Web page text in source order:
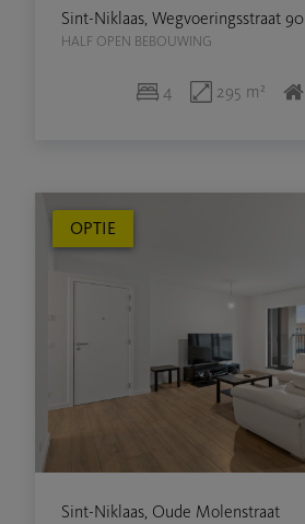
Sint-Niklaas, Wegvoeringsstraat 90
HALF OPEN BEBOUWING
4 295 m²
OPTIE
Sint-Niklaas, Oude Molenstraat